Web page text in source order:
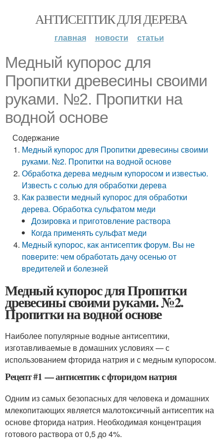
АНТИСЕПТИК ДЛЯ ДЕРЕВА
главная новости статьи
Медный купорос для
Пропитки древесины своими
руками. №2. Пропитки на
водной основе
Содержание
Медный купорос для Пропитки древесины своими
руками. №2. Пропитки на водной основе
Обработка дерева медным купоросом и известью.
Известь с солью для обработки дерева
Как развести медный купорос для обработки
дерева. Обработка сульфатом меди
Дозировка и приготовление раствора
Когда применять сульфат меди
Медный купорос, как антисептик форум. Вы не
поверите: чем обработать дачу осенью от
вредителей и болезней
Медный купорос для Пропитки
древесины своими руками. №2.
Пропитки на водной основе
Наиболее популярные водные антисептики,
изготавливаемые в домашних условиях — с
использованием фторида натрия и с медным купоросом.
Рецепт #1 — антисептик с фторидом натрия
Одним из самых безопасных для человека и домашних
млекопитающих является малотоксичный антисептик на
основе фторида натрия. Необходимая концентрация
готового раствора от 0,5 до 4%.